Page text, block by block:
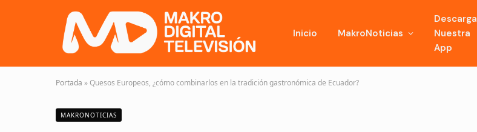
Inicio MakroNoticias
Descarga
Nuestra
App
Portada »Quesos Europeos, ¿cómo combinarlos en la tradición gastronómica de Ecuador?
MAKRONOTICIAS